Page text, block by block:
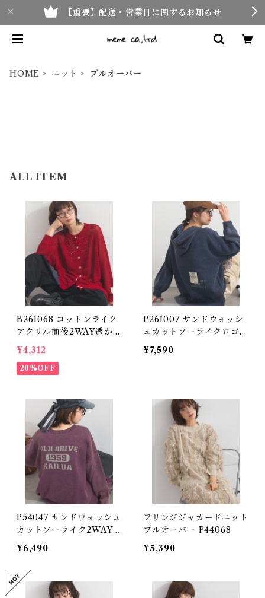
【重要】配送・営業日に関するお知らせ
HOME ニット プルオーバー
ALL ITEM
B261068 コットンライク
アクリル前後2WAY透かし
柄カーディガン / Cotton-
Like Acrylic Reversible
2-Way Openwork Cardi
¥4,312
20%OFF
P261007 サンドウォッシ
ュカットソーライクロゴ刺
繍ニットパーカー / Sand-
Washed Cut-and-Sew-L
¥7,590
P54047 サンドウォッシュ
カットソーライク2WAYロ
ゴクルーネックカーディガ
ン / Sand-Washed Cut-a
nd-Sew-Like 2-Way Lo
go Crewneck Cardigan
¥6,490
フリンジジャカードニット
プルオーバー P44068
¥5,390